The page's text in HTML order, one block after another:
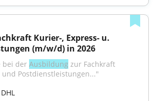
Kurier-, Express- u.
(m/w/d) in 2026
bei der Ausbildung zur Fachkraft
und Postdienstleistungen..."